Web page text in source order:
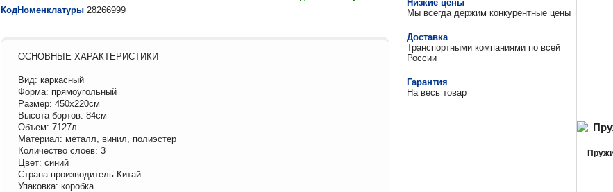
КодНоменклатуры 28266999
ОСНОВНЫЕ ХАРАКТЕРИСТИКИ
Вид: каркасный
Форма: прямоугольный
Размер: 450х220см
Высота бортов: 84см
Объем: 7127л
Материал: металл, винил, полиэстер
Количество слоев: 3
Цвет: синий
Страна производитель:Китай
Упаковка: коробка
Низкие цены
Мы всегда держим конкурентные цены
Доставка
Транспортными компаниями по всей
России
Гарантия
На весь товар